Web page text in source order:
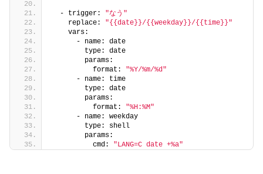
  - trigger:
"なう"
    replace:
"{{date}}/{{weekday}}/{{time}}"
    vars:
      - name: date
        type: date
        params:
          format:
"%Y/%m/%d"
      - name: time
        type: date
        params:
          format:
"%H:%M"
      - name: weekday
        type: shell
        params:
          cmd:
"LANG=C date +%a"